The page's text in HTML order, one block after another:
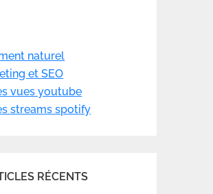
naturel
et SEO
vues youtube
streams spotify
RÉCENTS